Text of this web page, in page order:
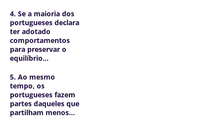
4. Se a maioria dos
portugueses declara
ter adotado
comportamentos
para preservar o
equilíbrio...
5. Ao mesmo
tempo, os
portugueses fazem
partes daqueles que
partilham menos...